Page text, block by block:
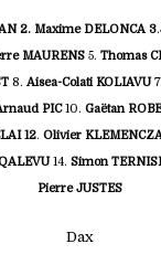
2. Maxime DELONCA 3.
MAURENS 5. Thomas
8. Aisea-Colati KOLIAVU7.
PIC10. Gaëtan
12. Olivier
14. Simon
Pierre JUSTES
Dax